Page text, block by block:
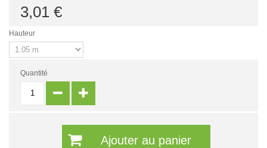
3,01 €
Hauteur
Quantité
Ajouter au panier